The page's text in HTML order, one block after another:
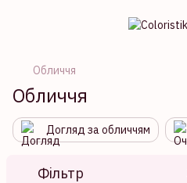
Обличчя
Обличчя
Догляд за обличчям
Фільтр